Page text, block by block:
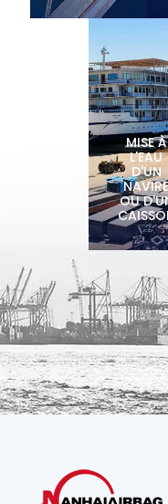
MISE À
L'EAU
D'UN
OU